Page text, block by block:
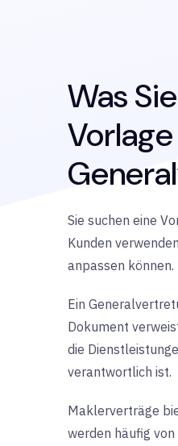
Was
Sie suchen eine
Kunden
anpassen können.
Ein
Dokument
die
verantwortlich ist.
Maklerverträge
werden häufig